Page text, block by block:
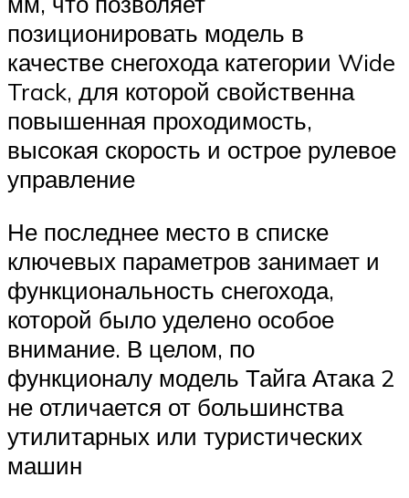
позиционировать модель в
качестве снегохода категории Wide
Track, для которой свойственна
повышенная проходимость,
высокая скорость и острое рулевое
управление
Не последнее место в списке
ключевых параметров занимает и
функциональность снегохода,
которой было уделено особое
внимание. В целом, по
функционалу модель Тайга Атака 2
не отличается от большинства
утилитарных или туристических
машин